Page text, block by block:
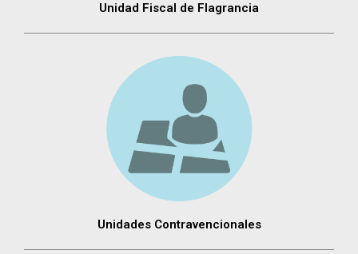
Unidad Fiscal de Flagrancia
Unidades Contravencionales